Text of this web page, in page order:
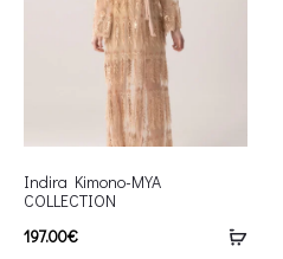
Indira Kimono-MYA
COLLECTION
197.00€